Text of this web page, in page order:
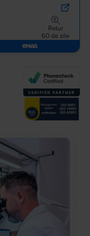
Retur
60 de zile